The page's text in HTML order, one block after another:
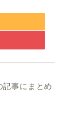
記事にまとめ